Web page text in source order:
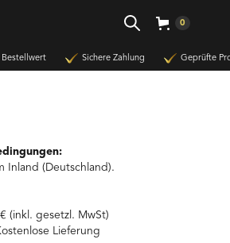
0
Bestellwert Sichere Zahlung Geprüfte
Inland (Deutschland).
(inkl. gesetzl. MwSt)
Lieferung